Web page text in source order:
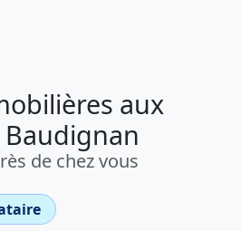
aux
de chez vous